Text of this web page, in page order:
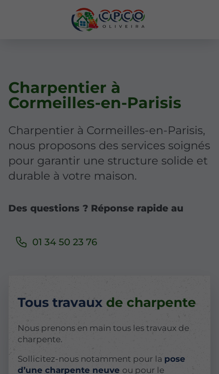
Charpentier à
Cormeilles-en-Parisis
Charpentier à Cormeilles-en-Parisis,
nous proposons des services soignés
pour garantir une structure solide et
durable à votre maison.
Des questions ? Réponse rapide au
01 34 50 23 76
Tous travaux de charpente
Nous prenons en main tous les travaux de
charpente.
Sollicitez-nous notamment pour la pose
d’une charpente neuve ou pour le